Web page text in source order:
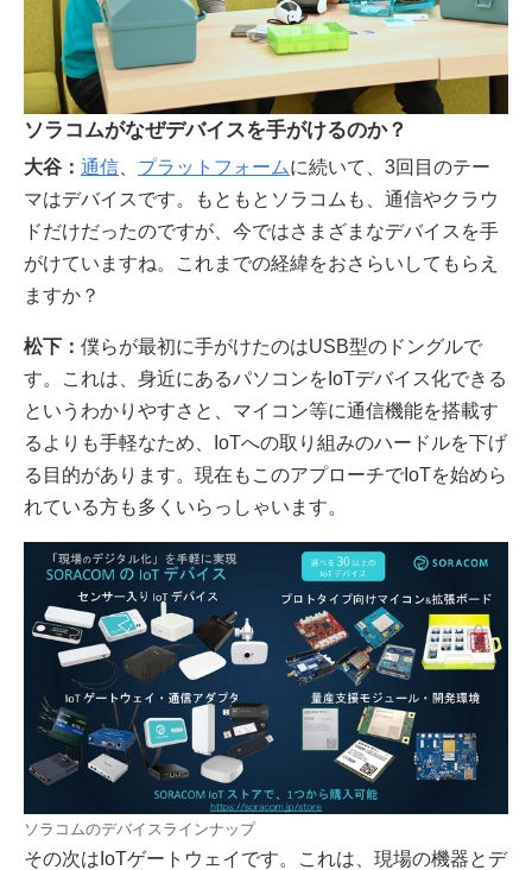
ソラコムがなぜデバイスを手がけるのか？
大谷： 通信 プラットフォームに続いて、3回目のテー
マはデバイスです。もともとソラコムも、通信やクラウ
ドだけだったのですが、今ではさまざまなデバイスを手
がけていますね。これまでの経緯をおさらいしてもらえ
ますか？
松下： 僕らが最初に手がけたのはUSB型のドングルで
す。これは、身近にあるパソコンをIoTデバイス化できる
というわかりやすさと、マイコン等に通信機能を搭載す
るよりも手軽なため、IoTへの取り組みのハードルを下げ
る目的があります。現在もこのアプローチでIoTを始めら
れている方も多くいらっしゃいます。
ソラコムのデバイスラインナップ
その次はIoTゲートウェイです。これは、現場の機器とデ